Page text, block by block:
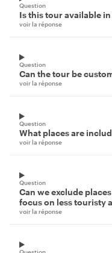
Question
Is this tour available
voir la réponse
Question
Can the tour be
voir la réponse
Question
What places are
voir la réponse
Question
Can we exclude
focus on less touristy
voir la réponse